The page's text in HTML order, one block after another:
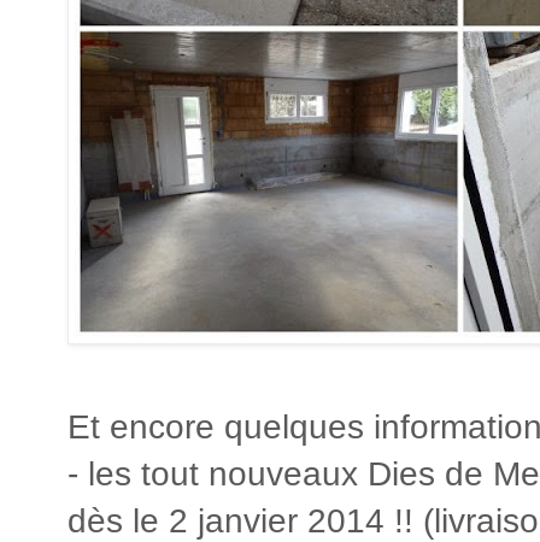
Et encore quelques
- les tout nouveaux Dies de
dès le 2 janvier 2014 !!